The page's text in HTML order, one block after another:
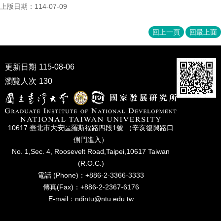
上版日期：114-07-09
回上一頁 回最上面
更新日期 115-08-06
瀏覽人次 130
10617 臺北市⼤安區羅斯福路四段1號 （辛亥復興路⼝
側⾨進入）
No. 1,Sec. 4, Roosevelt Road,Taipei,10617 Taiwan
(R.O.C.)
電話 (Phone)：+886-2-3366-3333
傳真(Fax)：+886-2-2367-6176
E-mail：ndintu@ntu.edu.tw